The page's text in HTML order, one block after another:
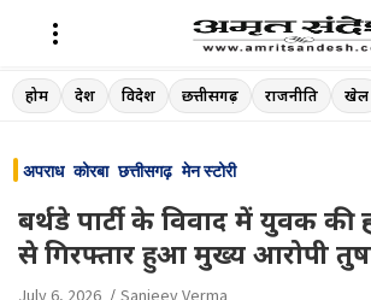
Skip
to
होम देश विदेश छत्तीसगढ़ राजनीति खेल
अपराध कोरबा छत्तीसगढ़ मेन स्टोरी
बर्थडे पार्टी के विवाद में युवक की
से गिरफ्तार हुआ मुख्य आरोपी
July 6, 2026 Sanjeev Verma